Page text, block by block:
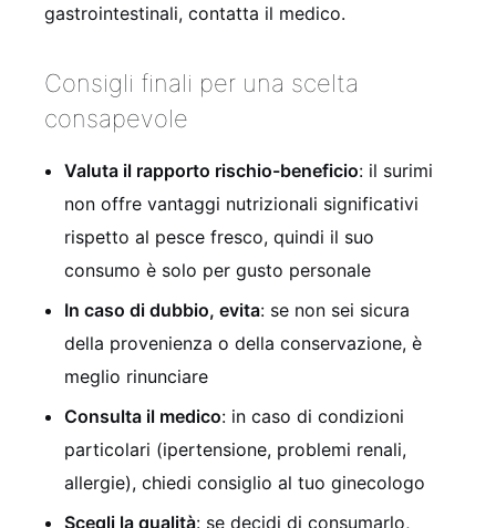
gastrointestinali, contatta il medico.
Consigli finali per una scelta
consapevole
Valuta il rapporto rischio-beneficio: il surimi
non offre vantaggi nutrizionali significativi
rispetto al pesce fresco, quindi il suo
consumo è solo per gusto personale
In caso di dubbio, evita: se non sei sicura
della provenienza o della conservazione, è
meglio rinunciare
Consulta il medico: in caso di condizioni
particolari (ipertensione, problemi renali,
allergie), chiedi consiglio al tuo ginecologo
Scegli la qualità: se decidi di consumarlo,